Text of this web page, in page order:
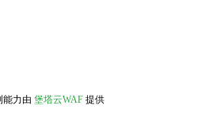
能力由 堡塔云WAF 提供